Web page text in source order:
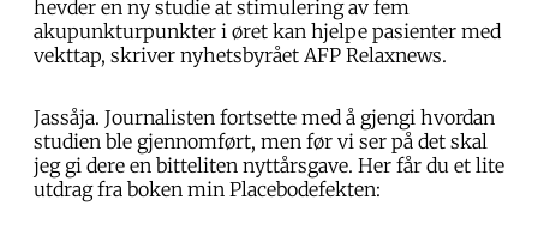
hevder en ny studie at stimulering av fem
akupunkturpunkter i øret kan hjelpe pasienter med
vekttap, skriver nyhetsbyrået AFP Relaxnews.
Jassåja. Journalisten fortsette med å gjengi hvordan
studien ble gjennomført, men før vi ser på det skal
jeg gi dere en bitteliten nyttårsgave. Her får du et lite
utdrag fra boken min Placebodefekten: